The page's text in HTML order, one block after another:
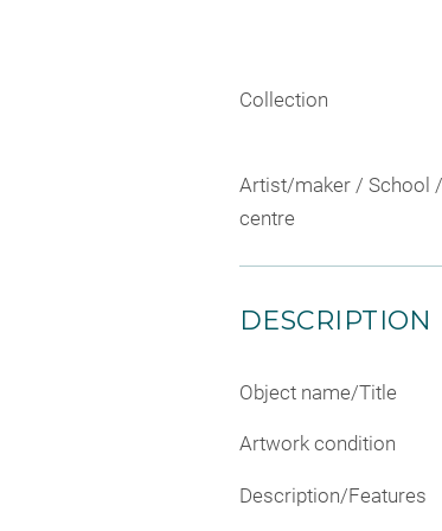
Collection
Artist/maker / School
centre
DESCRIPTION
Object name/Title
Artwork condition
Description/Features